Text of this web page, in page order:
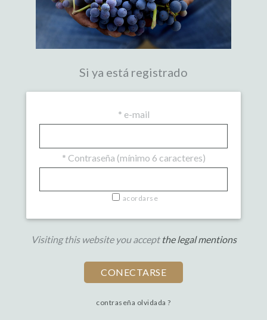
Si ya está registrado
* e-mail
* Contraseña (mínimo 6 caracteres)
acordarse
Visiting this website you accept the legal mentions
contraseña olvidada ?